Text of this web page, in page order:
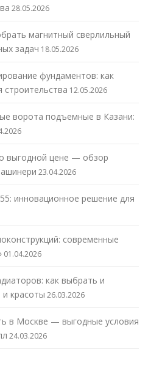
28.05.2026
магнитный сверлильный
задач 18.05.2026
фундаментов: как
12.05.2026
ворота подъемные в Казани:
выгодной цене — обзор
23.04.2026
инновационное решение для
современные
01.04.2026
как выбрать и
и красоты 26.03.2026
в Москве — выгодные условия
24.03.2026